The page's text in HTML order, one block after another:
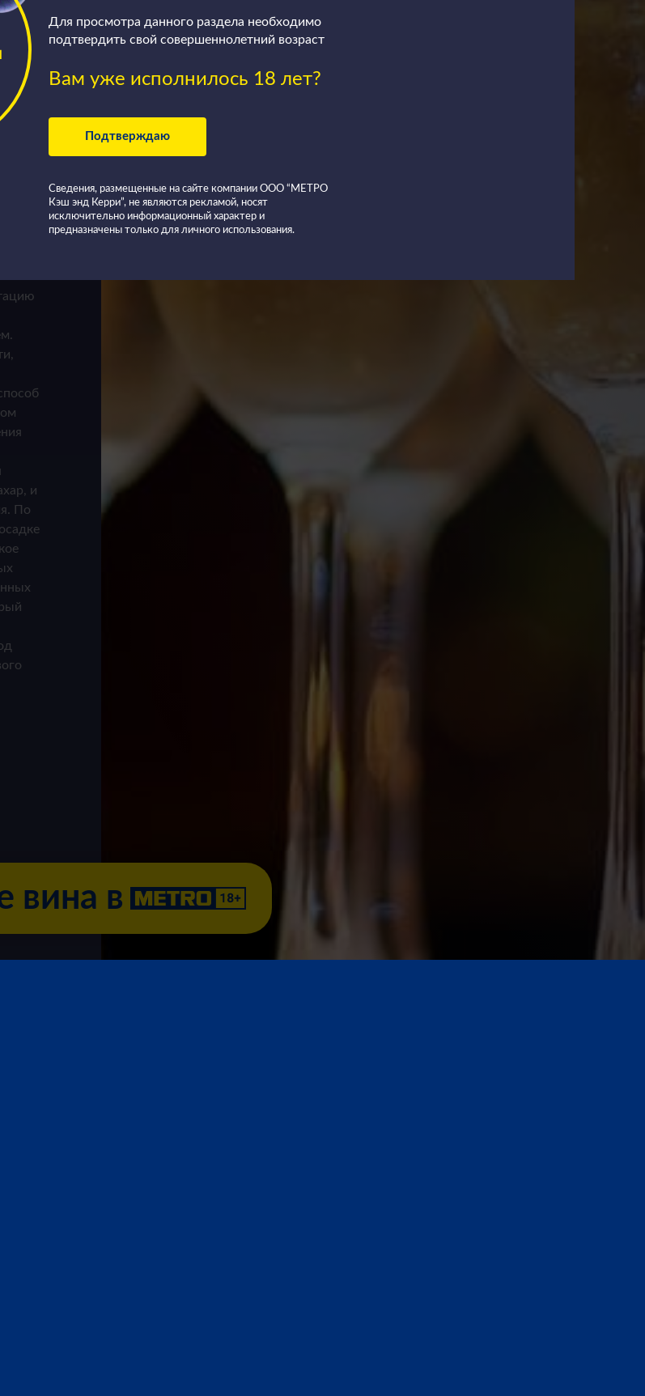
Для просмотра данного раздела необходимо
подтвердить свой совершеннолетний возраст
Вам уже исполнилось 18 лет?
Подтверждаю
Сведения, размещенные на сайте компании ООО “МЕТРО
Кэш энд Керри”, не являются рекламой, носят
исключительно информационный характер и
предназначены только для личного использования.
вина в
и
По